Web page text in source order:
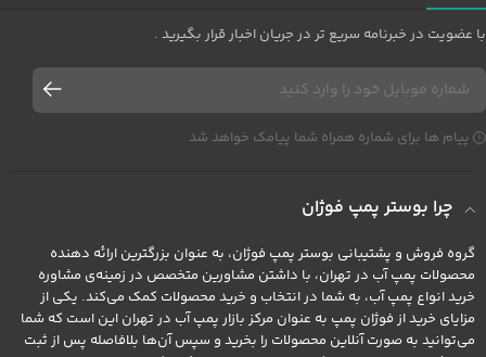
با عضویت در خبرنامه سریع تر در جریان اخبار قرار بگیرید .
پیام ها برای شماره همراه شما پیامک خواهد شد
چرا بوستر پمپ فوژان
گروه فروش و پشتیبانی بوستر پمپ فوژان، به عنوان بزرگترین ارائه دهنده
محصولات پمپ آب در تهران، با داشتن مشاورین متخصص در زمینه‌ی مشاوره
خرید انواع پمپ آب، به شما در انتخاب و خرید محصولات کمک می‌کند. یکی از
مزایای خرید از فوژان پمپ به عنوان مرکز بازار پمپ آب در تهران این است که شما
می‌توانید به صورت آنلاین محصولات را بخرید و سپس آن‌ها بلافاصله پس از ثبت